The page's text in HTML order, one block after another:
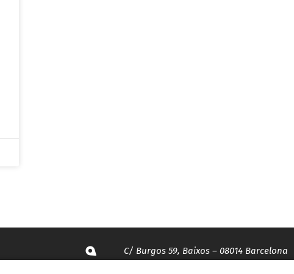
C/ Burgos 59, Baixos – 08014 Barcelona